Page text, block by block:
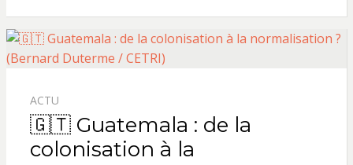
ACTU
🇬🇹 Guatemala : de la
colonisation à la